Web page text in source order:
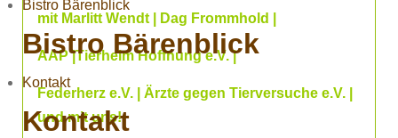
Bistro Bärenblick
Bistro Bärenblick
Kontakt
Kontakt
mit Marlitt Wendt | Dag Frommhold |
AAP |Tierheim Hoffnung e.V. |
Federherz e.V. | Ärzte gegen Tierversuche e.V. |
und mit uns!